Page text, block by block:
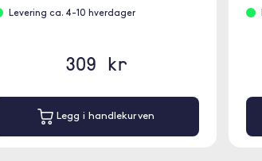
Levering ca. 4-10 hverdager
309 kr
Legg i handlekurven